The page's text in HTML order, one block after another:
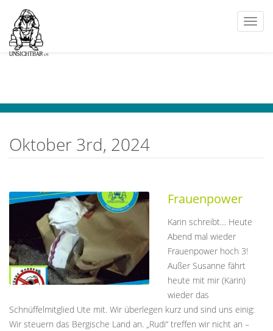
Oktober 3rd, 2024
Frauenpower
Karin schreibt… Heute
Abend mal wieder
Frauenpower hoch 3!
Außer Susanne fährt
heute mit mir (Karin)
wieder das
Schnüffelmitglied Ute mit. Wir überlegen kurz und sind uns einig:
Wir steuern das Bergische Land an. „Rudi“ treffen wir nicht an –